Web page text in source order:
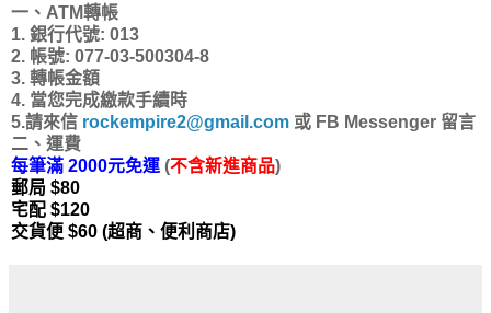
一、ATM轉帳
1. 銀行代號: 013
2. 帳號: 077-03-500304-8
3. 轉帳金額
4. 當您完成繳款手續時
5.請來信 rockempire2@gmail.com 或 FB Messenger 留言
二、運費
每筆滿 2000元免運 (不含新進商品)
郵局 $80
宅配 $120
交貨便 $60 (超商、便利商店)